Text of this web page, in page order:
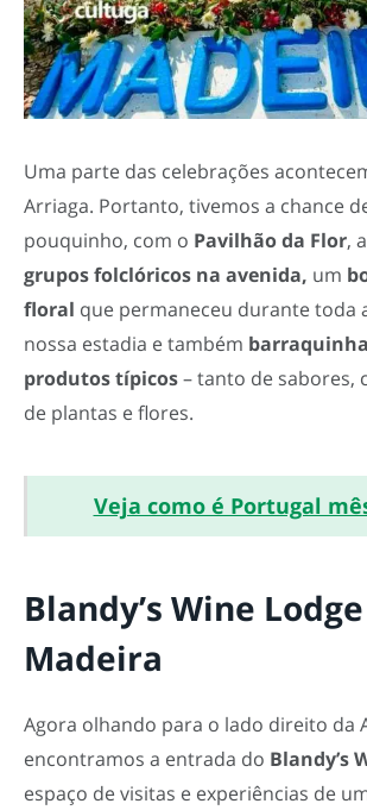
Uma parte das celebrações
Arriaga. Portanto, tivemos a chance
pouquinho, com o Pavilhão da Flor,
grupos folclóricos na avenida, um
floral que permaneceu durante toda
nossa estadia e também
produtos típicos– tanto de sabores,
de plantas e flores.
Veja como é Portugal
Blandy’s Wine
Madeira
Agora olhando para o lado direito da
encontramos a entrada do Blandy’s
espaço de visitas e experiências de